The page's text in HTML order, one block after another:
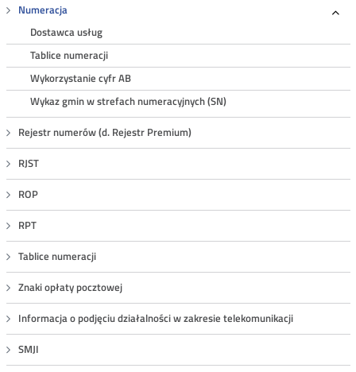
Numeracja
Dostawca usług
Tablice numeracji
Wykorzystanie cyfr AB
Wykaz gmin w strefach numeracyjnych (SN)
Rejestr numerów (d. Rejestr Premium)
RJST
ROP
RPT
Tablice numeracji
Znaki opłaty pocztowej
Informacja o podjęciu działalności w zakresie telekomunikacji
SMJI